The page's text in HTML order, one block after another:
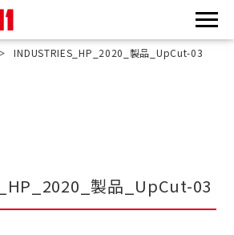
INDUSTRIES_HP_2020_製品_UpCut-03
製品_UpCut-03